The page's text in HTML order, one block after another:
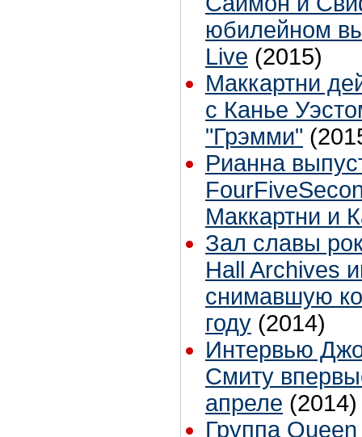
юбилейном
Live (2015)
Маккартни
с Канье
"Грэмми"
Рианна
Маккартни и
Зал славы
Hall Archives
снимавшую
году (2014)
Интервью
Смиту
апреле (2014)
Группа